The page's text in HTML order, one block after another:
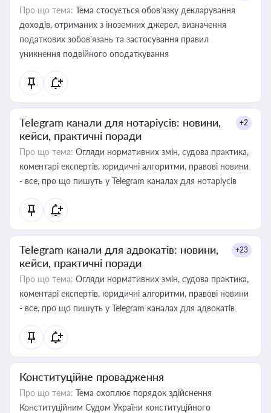
Про що тема: Тема стосується обов’язку декларування
доходів, отриманих з іноземних джерел, визначення
податкових зобов’язань та застосування правил
уникнення подвійного оподаткування
Telegram канали для нотаріусів: новини,
кейси, практичні поради
+2
Про що тема: Огляди нормативних змін, судова практика,
коментарі експертів, юридичні алгоритми, правові новини
- все, про що пишуть у Telegram каналах для нотаріусів
Telegram канали для адвокатів: новини,
кейси, практичні поради
+23
Про що тема: Огляди нормативних змін, судова практика,
коментарі експертів, юридичні алгоритми, правові новини
- все, про що пишуть у Telegram каналах для адвокатів
Конституційне провадження
Про що тема: Тема охоплює порядок здійснення
Конституційним Судом України конституційного